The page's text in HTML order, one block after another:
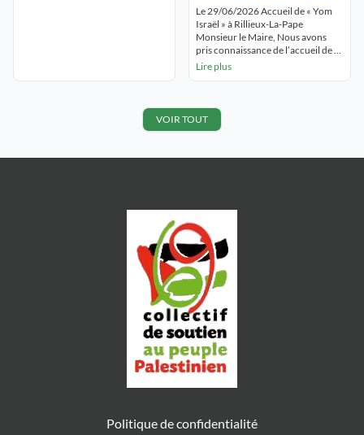
Le 29/06/2026 Accueil de « Yom
Israël » à Rillieux-La-Pape
Monsieur le Maire, Nous avons
pris connaissance de l’accueil de «
Yom Israël » initialement prévue le
canicule, cet événement, faisant la
promotion d’Israël, a […]
Lire plus
VOIR TOUT
Politique de confidentialité